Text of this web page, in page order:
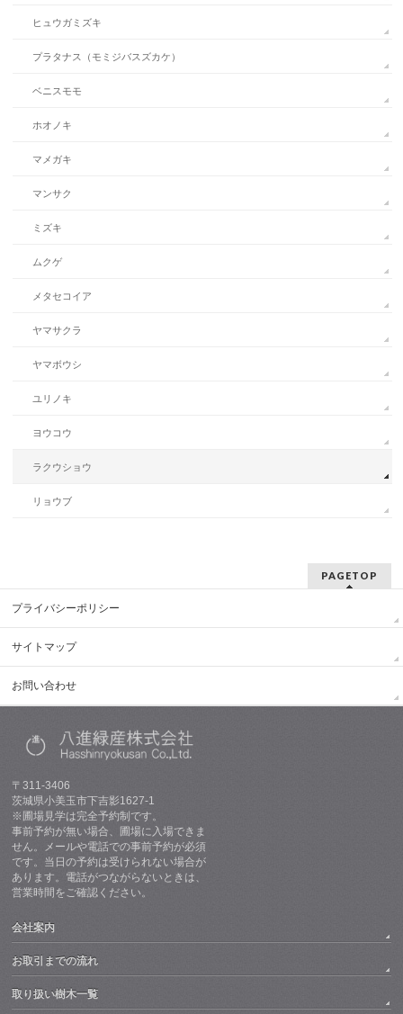
ヒュウガミズキ
プラタナス（モミジバスズカケ）
ベニスモモ
ホオノキ
マメガキ
マンサク
ミズキ
ムクゲ
メタセコイア
ヤマサクラ
ヤマボウシ
ユリノキ
ヨウコウ
ラクウショウ
リョウブ
PAGETOP
プライバシーポリシー
サイトマップ
お問い合わせ
〒311-3406
茨城県小美玉市下吉影1627-1
※圃場見学は完全予約制です。
事前予約が無い場合、圃場に入場できま
せん。メールや電話での事前予約が必須
です。当日の予約は受けられない場合が
あります。電話がつながらないときは、
営業時間をご確認ください。
会社案内
お取引までの流れ
取り扱い樹木一覧